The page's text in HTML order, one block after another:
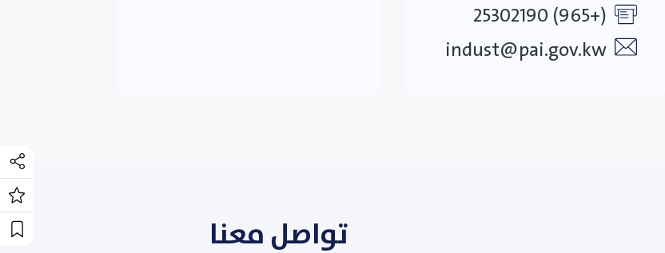
(+965) 25302190
indust@pai.gov.kw
تواصل معنا